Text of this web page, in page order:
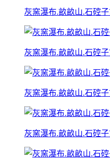
灰窯瀑布.畝畝山.石硿
灰窯瀑布.畝畝山.石硿
灰窯瀑布.畝畝山.石硿
灰窯瀑布.畝畝山.石硿